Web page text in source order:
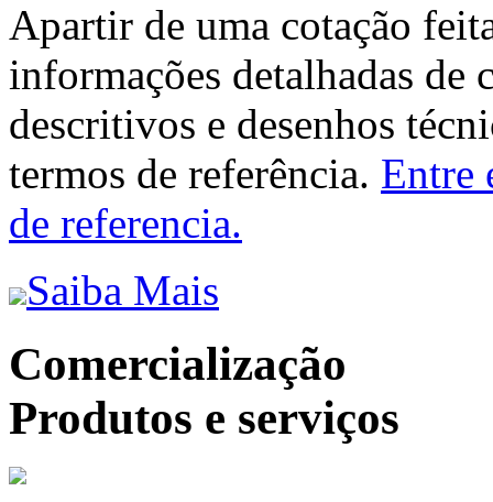
Apartir de uma cotação
informações detalhadas de
descritivos e desenhos
termos de referência. Entre
de referencia.
Saiba Mais
Comercialização
Produtos e serviços